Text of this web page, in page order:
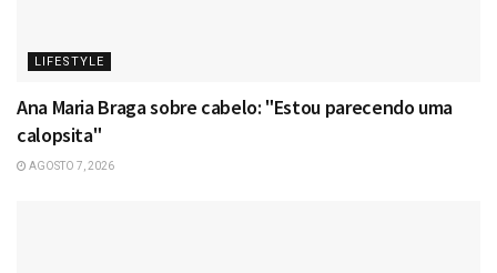
LIFESTYLE
Ana Maria Braga sobre cabelo: "Estou parecendo uma
calopsita"
AGOSTO 7, 2026